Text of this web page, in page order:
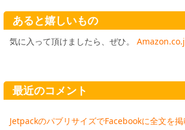
あると嬉しいもの
気に入って頂けましたら、ぜひ。
最近のコメント
JetpackのパブリサイズでFacebookに全文を